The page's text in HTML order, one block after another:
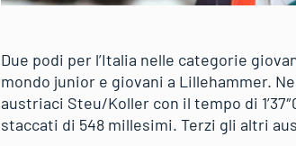
Due podi per l’Italia nelle categorie
mondo junior e giovani a Lillehammer.
austriaci Steu/Koller con il tempo di
staccati di 548 millesimi. Terzi gli altri